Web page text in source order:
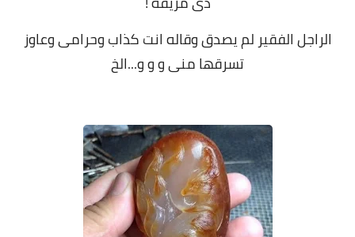
الراجل الفقير لم يصدق وقاله انت كذاب وحرامى وعاوز
تسرقها منى و و و...الخ